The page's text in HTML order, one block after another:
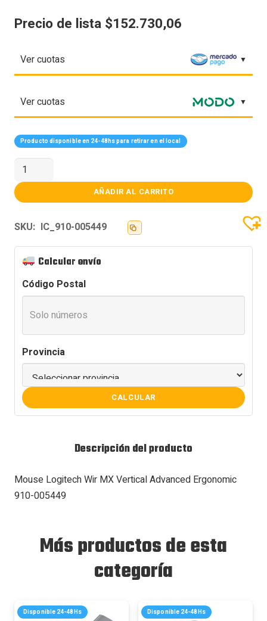
Precio de lista $152.730,06
Ver cuotas
Ver cuotas
Producto disponible en 24-48hs para retirar en el local
Mouse
Logitech
Wir
MX
Vertical
Ergonomic
910-
cantidad
AÑADIR AL CARRITO
SKU: IC_910-005449
Calcular envío
Código Postal
Provincia
CALCULAR
Descripción del producto
Mouse Logitech Wir MX Vertical Advanced Ergonomic
910-005449
Más productos de esta
categoría
Disponible 24-48Hs Disponible 24-48Hs